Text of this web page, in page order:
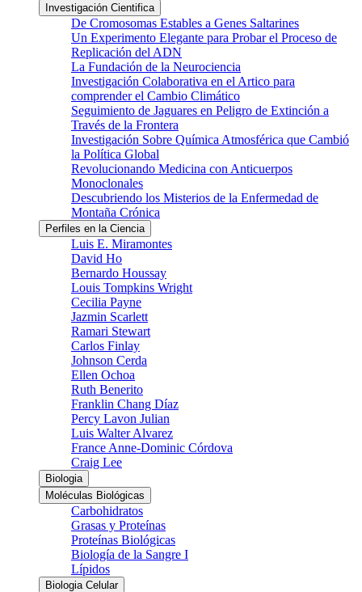
Investigación Cientifica
De Cromosomas Estables a Genes Saltarines
Un Experimento Elegante para Probar el Proceso de
Replicación del ADN
La Fundación de la Neurociencia
Investigación Colaborativa en el Artico para
comprender el Cambio Climático
Seguimiento de Jaguares en Peligro de Extinción a
Través de la Frontera
Investigación Sobre Química Atmosférica que Cambió
la Política Global
Revolucionando Medicina con Anticuerpos
Monoclonales
Descubriendo los Misterios de la Enfermedad de
Montaña Crónica
Perfiles en la Ciencia
Luis E. Miramontes
David Ho
Bernardo Houssay
Louis Tompkins Wright
Cecilia Payne
Jazmin Scarlett
Ramari Stewart
Carlos Finlay
Johnson Cerda
Ellen Ochoa
Ruth Benerito
Franklin Chang Díaz
Percy Lavon Julian
Luis Walter Alvarez
France Anne-Dominic Córdova
Craig Lee
Biologia
Moléculas Biológicas
Carbohidratos
Grasas y Proteínas
Proteínas Biológicas
Biología de la Sangre I
Lípidos
Biologia Celular